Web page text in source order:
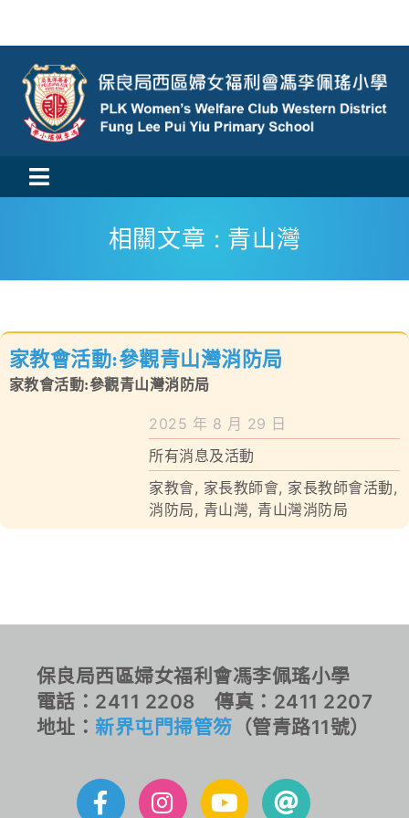
content
Toggle
Navigation
校風及學生支援
相關文章 : 青山灣
家教會活動:參觀青山灣消防局
家教會活動:參觀青山灣消防局
2025 年 8 月 29 日
所有消息及活動
家教會, 家長教師會, 家長教師會活動,
消防局, 青山灣, 青山灣消防局
保良局西區婦女福利會馮李佩瑤小學
電話：2411 2208 傳真：2411 2207
地址： 新界屯門掃管笏 （管青路11號）